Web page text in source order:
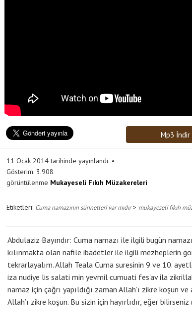
Mp3 İndir
11 Ocak 2014 tarihinde yayınlandı.
Gösterim: 3.908
görüntülenme Mukayeseli Fıkıh Müzakereleri
Etiketleri: Cuma namazının sünnetleri var mıdır> mukayeseli fıkıh
Abdulaziz Bayındır: Cuma namazı ile ilgili bugün
kılınmakta olan nafile ibadetler ile ilgili mezheplerin
tekrarlayalım. Allah Teala Cuma suresinin 9 ve 10.
iza nudiye lis salati min yevmil cumuati fes’av ila
namaz için çağrı yapıldığı zaman Allah’ı zikre koşun ve
Allah’ı zikre koşun. Bu sizin için hayırlıdır, eğer bilirseniz